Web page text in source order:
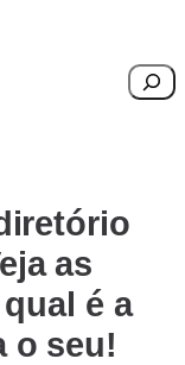
as
é a
o seu!